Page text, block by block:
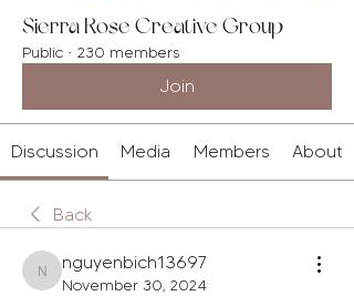
Sierra Rose Creative Group
Public · 230 members
Join
Discussion Media Members About
Back
nguyenbich13697
nguyenbich13697
November 30, 2024